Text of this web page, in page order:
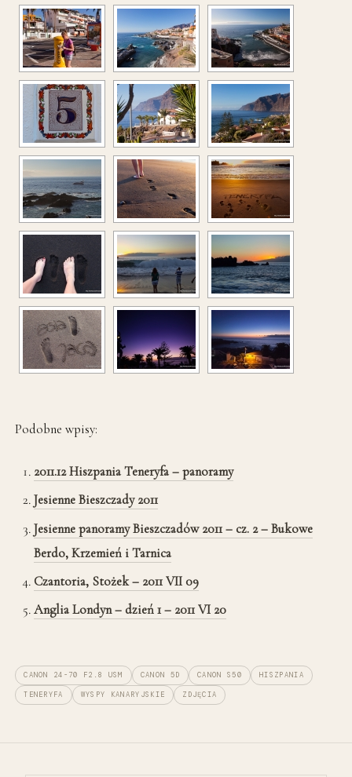
Podobne wpisy:
2011.12 Hiszpania Teneryfa – panoramy
Jesienne Bieszczady 2011
Jesienne panoramy Bieszczadów 2011 – cz. 2 – Bukowe
Berdo, Krzemień i Tarnica
Czantoria, Stożek – 2011 VII 09
Anglia Londyn – dzień 1 – 2011 VI 20
CANON 24-70 F2.8 USM CANON 5D CANON S50 HISZPANIA
TENERYFA WYSPY KANARYJSKIE ZDJĘCIA